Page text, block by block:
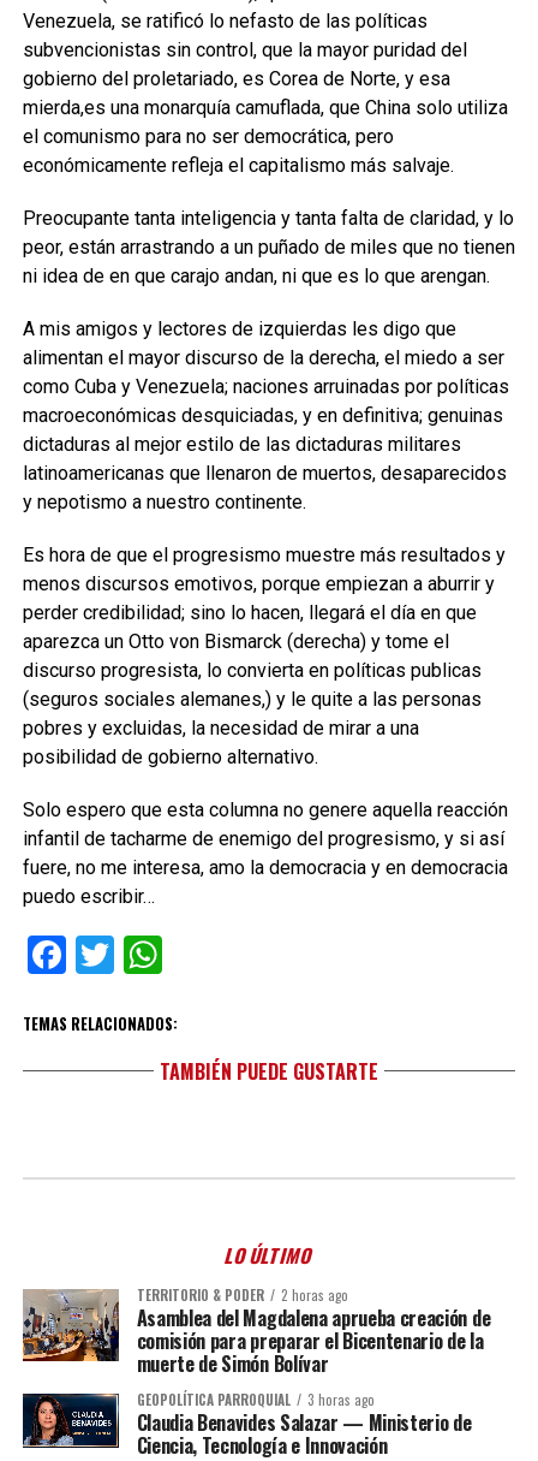
Venezuela, se ratificó lo nefasto de las políticas
subvencionistas sin control, que la mayor puridad del
gobierno del proletariado, es Corea de Norte,y esa
mierda,es una monarquía camuflada, que China solo utiliza
el comunismo para no ser democrática, pero
económicamente refleja el capitalismo más salvaje.
Preocupante tanta inteligencia y tanta falta de claridad, y lo
peor, están arrastrando a un puñado de miles que no tienen
ni idea de en que carajo andan, ni que es lo que arengan.
A mis amigos y lectores de izquierdas les digo que
alimentan el mayor discurso de la derecha, el miedo a ser
como Cuba y Venezuela;naciones arruinadas por políticas
macroeconómicas desquiciadas, y en definitiva;genuinas
dictaduras al mejor estilo de las dictaduras militares
latinoamericanas que llenaron de muertos, desaparecidos
y nepotismo a nuestro continente.
Es hora de que el progresismo muestre más resultados y
menos discursos emotivos, porqueempiezan a aburrir y
perder credibilidad; sino lo hacen, llegará el día en que
aparezca un Ottovon Bismarck (derecha) y tome el
discurso progresista, lo convierta en políticas publicas
(seguros sociales alemanes,) y le quite a las personas
pobres y excluidas, la necesidad de mirar a una
posibilidad de gobierno alternativo.
Solo espero que estacolumna no genere aquella reacción
infantil de tacharme de enemigo del progresismo, y si así
fuere, no me interesa, amo la democracia y en democracia
puedo escribir…
Facebook
TwitterWhatsApp
TEMAS RELACIONADOS:
TAMBIÉN PUEDE GUSTARTE
LO ÚLTIMO
TERRITORIO & PODER 2 horas ago
Asamblea del Magdalena aprueba creación de
comisión para preparar el Bicentenario de la
muerte de Simón Bolívar
GEOPOLÍTICA PARROQUIAL 3 horas ago
Claudia Benavides Salazar — Ministerio de
Ciencia, Tecnología e Innovación